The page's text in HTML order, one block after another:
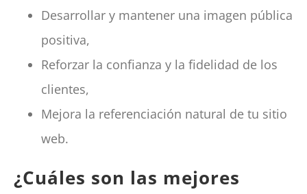
Desarrollar y mantener una imagen pública
positiva,
Reforzar la confianza y la fidelidad de los
clientes,
Mejora la referenciación natural de tu sitio
web.
¿Cuáles son las mejores